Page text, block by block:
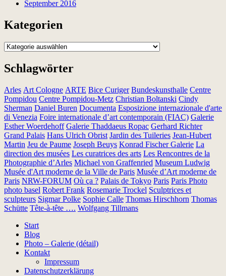
September 2016
Kategorien
Kategorien
Schlagwörter
Arles Art Cologne ARTE Bice Curiger Bundeskunsthalle Centre
Pompidou Centre Pompidou-Metz Christian Boltanski Cindy
Sherman Daniel Buren Documenta Esposizione internazionale d'arte
di Venezia Foire internationale d’art contemporain (FIAC) Galerie
Esther Woerdehoff Galerie Thaddaeus Ropac Gerhard Richter
Grand Palais Hans Ulrich Obrist Jardin des Tuileries Jean-Hubert
Martin Jeu de Paume Joseph Beuys Konrad Fischer Galerie La
direction des musées Les curatrices des arts Les Rencontres de la
Photographie d’Arles Michael von Graffenried Museum Ludwig
Musée d'Art moderne de la Ville de Paris Musée d’Art moderne de
Paris NRW-FORUM Où ça ? Palais de Tokyo Paris Paris Photo
photo basel Robert Frank Rosemarie Trockel Sculptrices et
sculpteurs Sigmar Polke Sophie Calle Thomas Hirschhorn Thomas
Schütte Tête-à-tête …. Wolfgang Tillmans
Start
Blog
Photo – Galerie (détail)
Kontakt
Impressum
Datenschutzerklärung